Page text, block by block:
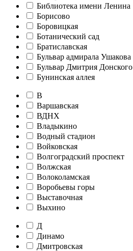
Библиотека имени Ленина
Борисово
Боровицкая
Ботанический сад
Братиславская
Бульвар адмирала Ушакова
Бульвар Дмитрия Донского
Бунинская аллея
В
Варшавская
ВДНХ
Владыкино
Водный стадион
Войковская
Волгоградский проспект
Волжская
Волоколамская
Воробьевы горы
Выставочная
Выхино
Д
Динамо
Дмитровская